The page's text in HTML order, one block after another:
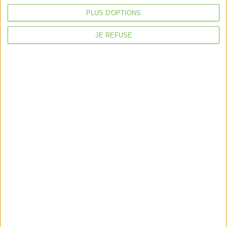
PLUS D'OPTIONS
JE REFUSE
Violette la comptable
Déclaration Impôt sur le Revenu
Loueur en Meublé